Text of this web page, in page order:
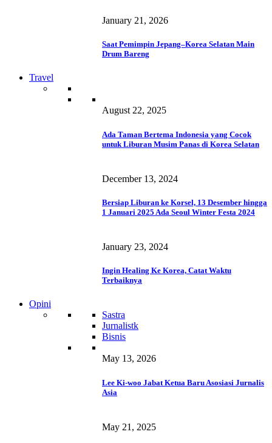
January 21, 2026
Saat Pemimpin Jepang–Korea Selatan Main
Drum Bareng
Travel
August 22, 2025
Ada Taman Bertema Indonesia yang Cocok
untuk Liburan Musim Panas di Korea Selatan
December 13, 2024
Bersiap Liburan ke Korsel, 13 Desember hingga
1 Januari 2025 Ada Seoul Winter Festa 2024
January 23, 2024
Ingin Healing Ke Korea, Catat Waktu
Terbaiknya
Opini
Sastra
Jurnalistk
Bisnis
May 13, 2026
Lee Ki-woo Jabat Ketua Baru Asosiasi Jurnalis
Asia
May 21, 2025